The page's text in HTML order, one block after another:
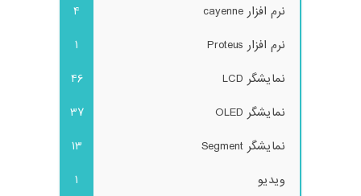
نرم افزار cayenne
4
نرم افزار Proteus
1
نمایشگر LCD
46
نمایشگر OLED
37
نمایشگر Segment
13
ویدیو
1